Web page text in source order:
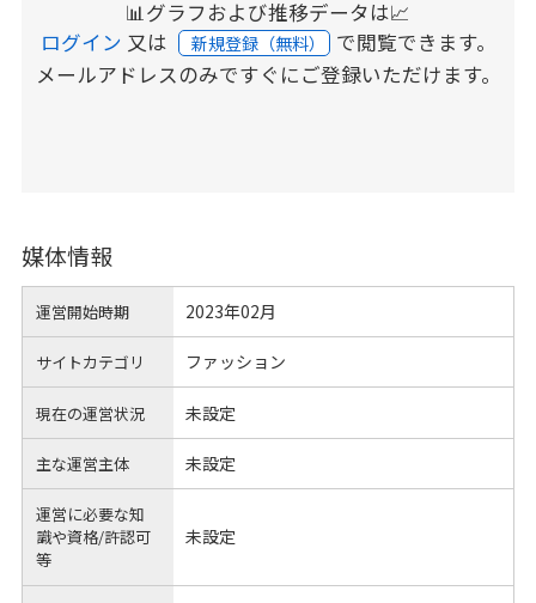
📊グラフおよび推移データは📈
ログイン 又は 新規登録（無料） で閲覧できます。
メールアドレスのみですぐにご登録いただけます。
媒体情報
運営開始時期 2023年02月
サイトカテゴリ ファッション
現在の運営状況 未設定
主な運営主体 未設定
運営に必要な知
識や資格/許認可
等
未設定